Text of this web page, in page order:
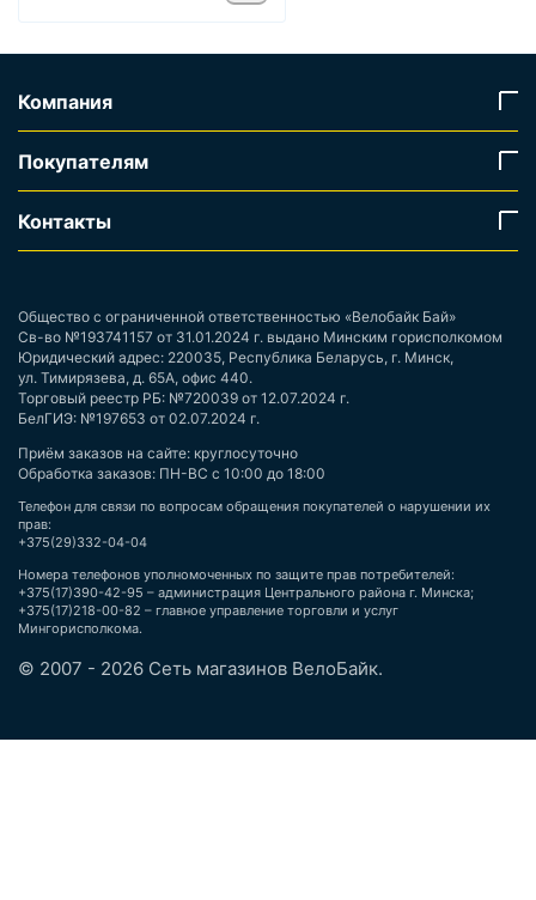
Компания
Покупателям
Контакты
Общество с ограниченной ответственностью «Велобайк Бай»
Св-во №193741157 от 31.01.2024 г. выдано Минским горисполкомом
Юридический адрес: 220035, Республика Беларусь, г. Минск,
ул. Тимирязева, д. 65А, офис 440.
Торговый реестр РБ: №720039 от 12.07.2024 г.
БелГИЭ: №197653 от 02.07.2024 г.
Приём заказов на сайте: круглосуточно
Обработка заказов: ПН-ВС с 10:00 до 18:00
Телефон для связи по вопросам обращения покупателей о нарушении их
прав:
+375(29)332-04-04
Номера телефонов уполномоченных по защите прав потребителей:
+375(17)390-42-95 – администрация Центрального района г. Минска;
+375(17)218-00-82 – главное управление торговли и услуг
Мингорисполкома.
© 2007 - 2026 Сеть магазинов ВелоБайк.